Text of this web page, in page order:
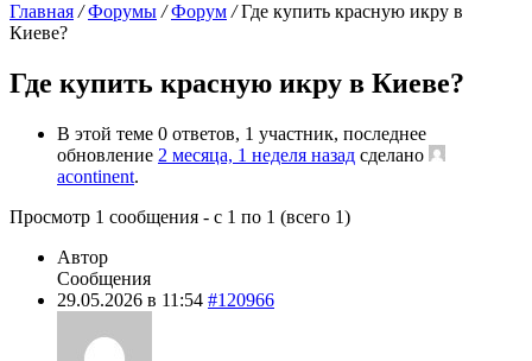
Главная / Форумы / Форум / Где купить красную икру в
Киеве?
Где купить красную икру в Киеве?
В этой теме 0 ответов, 1 участник, последнее
обновление 2 месяца, 1 неделя назад сделано
acontinent.
Просмотр 1 сообщения - с 1 по 1 (всего 1)
Автор
Сообщения
29.05.2026 в 11:54 #120966